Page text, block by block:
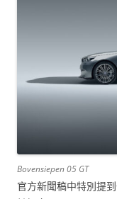
Bovensiepen 05 GT
官方新聞稿中特別提